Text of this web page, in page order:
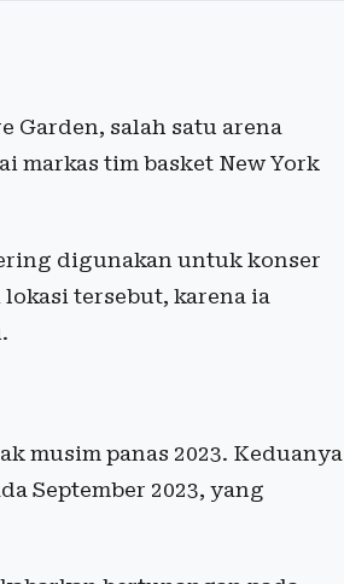
Garden, salah satu arena
markas tim basket New York
digunakan untuk konser
tersebut, karena ia
musim panas 2023. Keduanya
September 2023, yang